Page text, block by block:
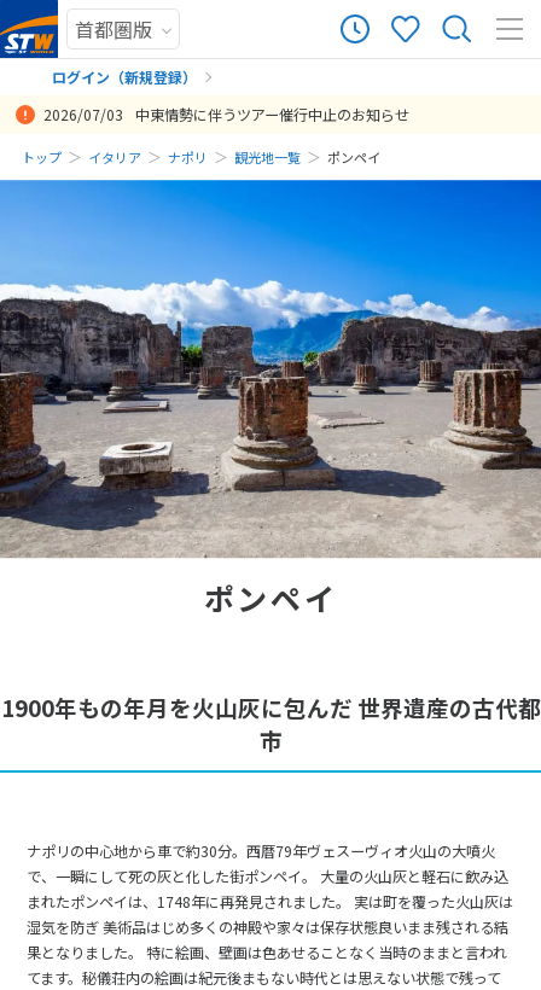
ログイン（新規登録）
まだ履歴がありません
まだ登録がありません
2026/07/03 中東情勢に伴うツアー催行中止のお知らせ
トップ イタリア ナポリ 観光地一覧 ポンペイ
ポンペイ
1900年もの年月を火山灰に包んだ 世界遺産の古代都
市
ナポリの中心地から車で約30分。西暦79年ヴェスーヴィオ火山の大噴火
で、一瞬にして死の灰と化した街ポンペイ。 大量の火山灰と軽石に飲み込
まれたポンペイは、1748年に再発見されました。 実は町を覆った火山灰は
湿気を防ぎ 美術品はじめ多くの神殿や家々は保存状態良いまま残される結
果となりました。 特に絵画、壁画は色あせることなく当時のままと言われ
てます。秘儀荘内の絵画は紀元後まもない時代とは思えない状態で残って